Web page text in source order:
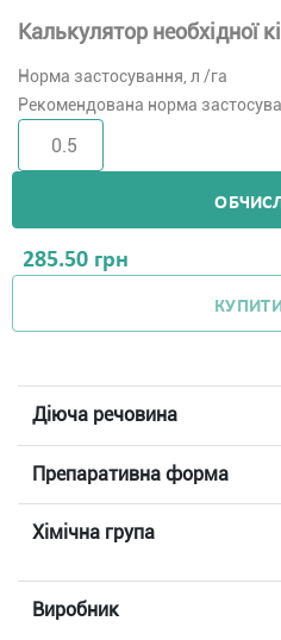
Калькулятор необхідної
Норма застосування, л /га
Рекомендована норма
285.50 грн
Діюча речовина
Препаративна форма
Хімічна група
Виробник